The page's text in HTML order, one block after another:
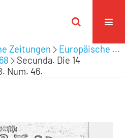
Zeitungen
Europäische ...
Secunda. Die 14
Num. 46.